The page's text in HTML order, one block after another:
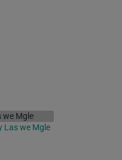
Las we Mgle